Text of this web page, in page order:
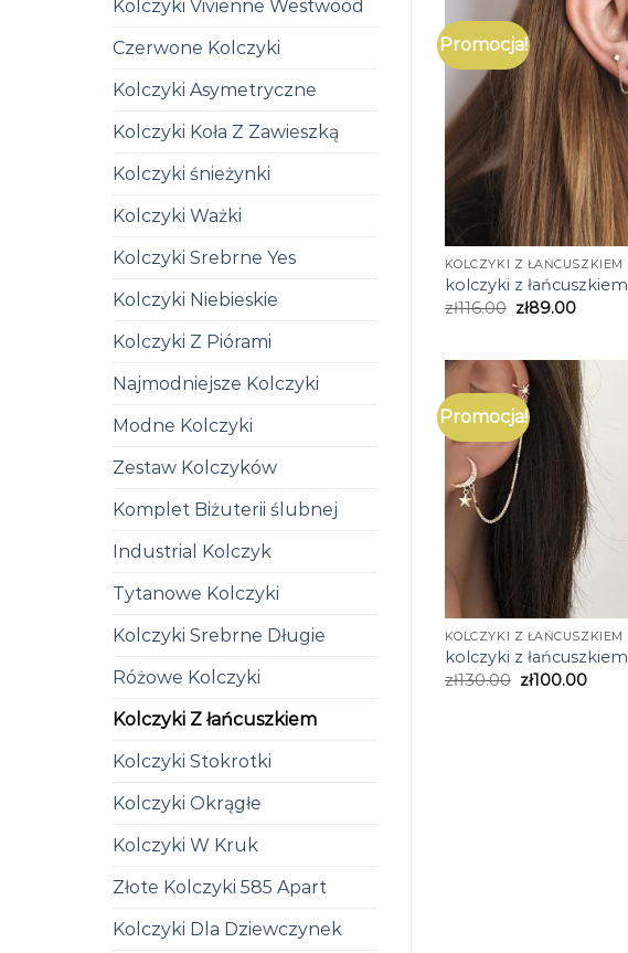
Kolczyki Vivienne Westwood
Czerwone Kolczyki
Kolczyki Asymetryczne
Kolczyki Koła Z Zawieszką
Kolczyki śnieżynki
Kolczyki Ważki
Kolczyki Srebrne Yes
Kolczyki Niebieskie
Kolczyki Z Piórami
Najmodniejsze Kolczyki
Modne Kolczyki
Zestaw Kolczyków
Komplet Biżuterii ślubnej
Industrial Kolczyk
Tytanowe Kolczyki
Kolczyki Srebrne Długie
Różowe Kolczyki
Kolczyki Z łańcuszkiem
Kolczyki Stokrotki
Kolczyki Okrągłe
Kolczyki W Kruk
Złote Kolczyki 585 Apart
Kolczyki Dla Dziewczynek
Promocja!
KOLCZYKI Z ŁAŃCUSZKIEM
kolczyki z łańcuszkiem
zł116.00 zł89.00
Promocja!
KOLCZYKI Z ŁAŃCUSZKIEM
kolczyki z łańcuszkiem
zł130.00 zł100.00